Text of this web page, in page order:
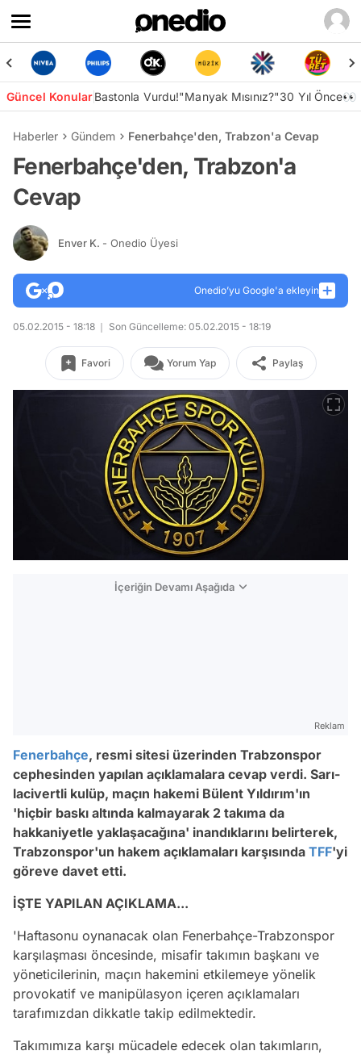
Güncel KonularBastonla Vurdu!"Manyak Mısınız?"30 Yıl Önce👀
Haberler Gündem Fenerbahçe'den, Trabzon'a Cevap
Fenerbahçe'den, Trabzon'a
Cevap
Enver K. - Onedio Üyesi
Onedio’yu Google'a ekleyin
05.02.2015 - 18:18 Son Güncelleme: 05.02.2015 - 18:19
Favori Yorum Yap Paylaş
İçeriğin Devamı Aşağıda
Reklam
Fenerbahçe, resmi sitesi üzerinden Trabzonspor
cephesinden yapılan açıklamalara cevap verdi. Sarı-
lacivertli kulüp, maçın hakemi Bülent Yıldırım'ın
'hiçbir baskı altında kalmayarak 2 takıma da
hakkaniyetle yaklaşacağına' inandıklarını belirterek,
Trabzonspor'un hakem açıklamaları karşısında TFF'yi
göreve davet etti.
İŞTE YAPILAN AÇIKLAMA...
'Haftasonu oynanacak olan Fenerbahçe-Trabzonspor
karşılaşması öncesinde, misafir takımın başkanı ve
yöneticilerinin, maçın hakemini etkilemeye yönelik
provokatif ve manipülasyon içeren açıklamaları
tarafımızdan dikkatle takip edilmektedir.
Takımımıza karşı mücadele edecek olan takımların,